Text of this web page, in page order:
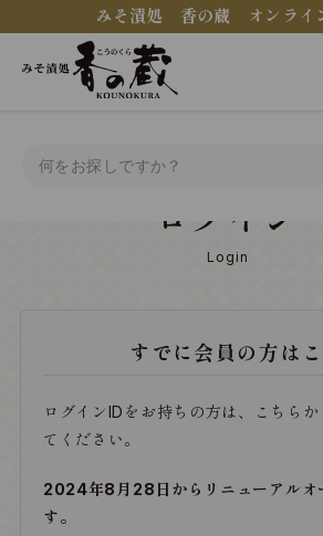
みそ漬処 香の蔵 オンライ
ログイン
Login
すでに会員の方はこ
ログインIDをお持ちの方は、こちら
てください。
2024年8月28日からリニューアルオ
す。